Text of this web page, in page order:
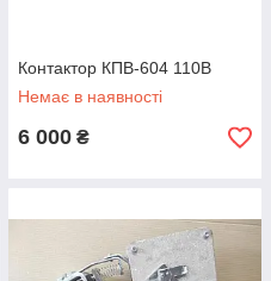
Контактор КПВ-604 110В
Немає в наявності
6 000 ₴